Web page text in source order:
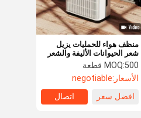
منظف هواء للحمليات يزيل
شعر الحيوانات الأليفة والشعر
MOQ:500 قطعة
الأسعار:negotiable
افضل سعر
اتصال